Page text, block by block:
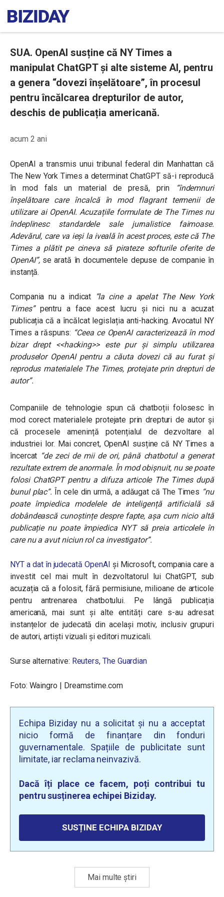
SUA. OpenAI susține că NY Times a
manipulat ChatGPT și alte sisteme AI, pentru
a genera “dovezi înșelătoare”, în procesul
pentru încălcarea drepturilor de autor,
deschis de publicația americană.
acum 2 ani
OpenAI a transmis unui tribunal federal din Manhattan că
The New York Times a determinat ChatGPT să-i reproducă
în mod fals un material de presă, prin
“îndemnuri
înșelătoare care încalcă în mod flagrant termenii de
utilizare ai OpenAI. Acuzațiile formulate de The Times nu
îndeplinesc standardele sale jurnalistice faimoase.
Adevărul, care va ieși la iveală în acest proces, este că The
Times a plătit pe cineva să pirateze softurile oferite de
OpenAI”,se arată în documentele depuse de companie în
instanță.
Compania nu a indicat “la cine a apelat The New York
Times”pentru a face acest lucru și nici nu a acuzat
publicația că a încălcat legislația anti-hacking. Avocatul NY
Times a răspuns: “Ceea ce OpenAI caracterizează în mod
bizar drept <<hacking>> este pur și simplu utilizarea
produselor OpenAI pentru a căuta dovezi că au furat și
reprodus materialele The Times, protejate prin drepturi de
autor”.
Companiile de tehnologie spun că chatboții folosesc în
mod corect materialele protejate prin drepturi de autor și
că procesele amenință potențialul de dezvoltare al
industriei lor. Mai concret, OpenAI susține că NY Times a
încercat “de zeci de mii de ori, până chatbotul a generat
rezultate extrem de anormale. În mod obișnuit, nu se poate
folosi ChatGPT pentru a difuza articole The Times după
bunul plac”. În cele din urmă, a adăugat că The Times “nu
poate împiedica modelele de inteligență artificială să
dobândească cunoștințe despre fapte, așa cum nicio altă
publicație nu poate împiedica NYT să preia articolele în
care nu a avut niciun rol ca investigator”.
NYT a dat în judecată OpenAI și Microsoft, compania care a
investit cel mai mult în dezvoltatorul lui ChatGPT, sub
acuzația că a folosit, fără permisiune, milioane de articole
pentru antrenarea chatbotului. Pe lângă publicația
americană, mai sunt și alte entități care s-au adresat
instanțelor de judecată din același motiv, inclusiv grupuri
de autori, artiști vizuali și editori muzicali.
Surse alternative: Reuters, The Guardian
Foto: Waingro | Dreamstime.com
Echipa Biziday nu a solicitat și nu a acceptat
nicio formă de finanțare din fonduri
guvernamentale. Spațiile de publicitate sunt
limitate, iar reclama neinvazivă.
Dacă îți place ce facem, poți contribui tu
pentru susținerea echipei Biziday.
SUSȚINE ECHIPA BIZIDAY
Mai multe știri